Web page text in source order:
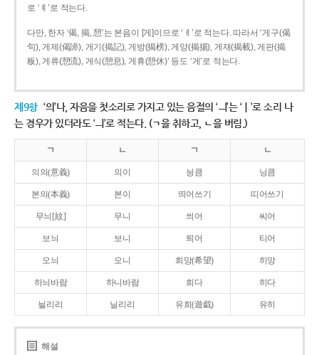
로 ‘ㅖ’로 적는다.
다만, 한자 ‘偈, 揭, 憩’는 본음이 [게]이므로 ‘ㅔ’로 적는다. 따라서 ‘게구(偈
句), 게제(偈諦), 게기(揭記), 게방(揭榜), 게양(揭揚), 게재(揭載), 게판(揭
板), 게류(憩流), 게식(憩息), 게휴(憩休)’ 등도 ‘게’로 적는다.
제9항 ‘의’나, 자음을 첫소리로 가지고 있는 음절의 ‘ㅢ’는 ‘ㅣ’로 소리 나
는 경우가 있더라도 ‘ㅢ’로 적는다. (ㄱ을 취하고, ㄴ을 버림.)
ㄱ ㄴ ㄱ ㄴ
의의(意義) 의이 닁큼 닝큼
본의(本義) 본이 띄어쓰기 띠어쓰기
무늬[紋] 무니 씌어 씨어
보늬 보니 틔어 티어
오늬 오니 희망(希望) 히망
하늬바람 하니바람 희다 히다
늴리리 닐리리 유희(遊戱) 유히
해설